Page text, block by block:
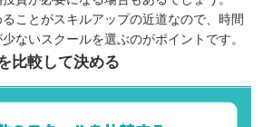
プログラミング教室
団
分にあったプログラミングスクールを
ことがスキルアップの近道なので、時間
ないスクールを選ぶのがポイントです。
比較して決める